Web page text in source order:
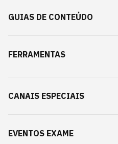
GUIAS DE CONTEÚDO
FERRAMENTAS
CANAIS ESPECIAIS
EVENTOS EXAME